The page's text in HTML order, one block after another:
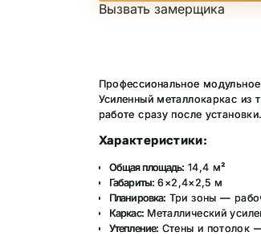
Вызвать замерщика
Профессиональное
Усиленный металлокаркас
работе сразу после
Характеристики:
Общая площадь: 14,4 м²
Габариты: 6×2,4×2,5 м
Планировка: Три зоны —
Каркас:Металлический
Утепление: Стены и потолок